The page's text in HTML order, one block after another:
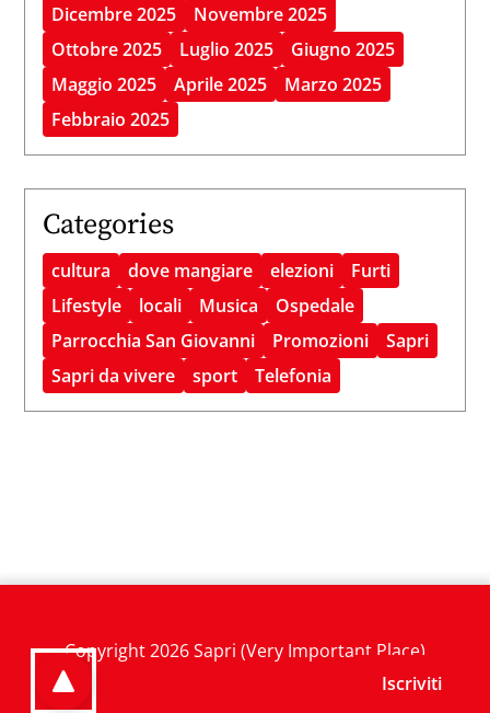
Dicembre 2025
Novembre 2025
Ottobre 2025
Luglio 2025
Giugno 2025
Maggio 2025
Aprile 2025
Marzo 2025
Febbraio 2025
Categories
cultura dove mangiare elezioni
Furti
Lifestyle
locali Musica
Ospedale
Parrocchia San Giovanni
Promozioni
Sapri
Sapri da vivere
sport Telefonia
go to top
Copyright 2026 Sapri (Very Important Place)
Iscriviti